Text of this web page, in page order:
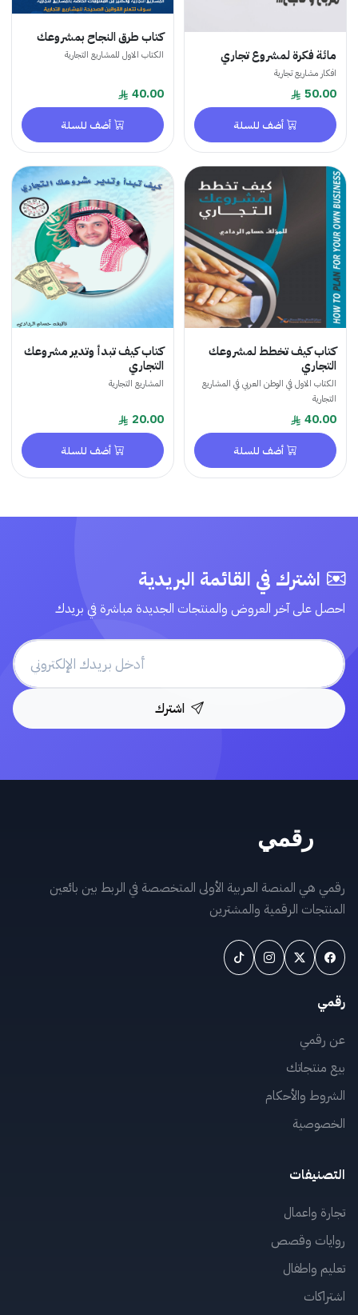
مائة فكرة لمشروع تجاري
افكار مشاريع تجارية
50.00
أضف للسلة
كتاب طرق النجاح بمشروعك
الكتاب الاول للمشاريع التجارية
40.00
أضف للسلة
كتاب كيف تخطط لمشروعك
التجاري
الكتاب الاول في الوطن العربي في المشاريع
التجارية
40.00
أضف للسلة
كتاب كيف تبدأ وتدير مشروعك
التجاري
المشاريع التجارية
20.00
أضف للسلة
اشترك في القائمة البريدية
احصل على آخر العروض والمنتجات الجديدة مباشرة في بريدك
اشترك
رقمي هي المنصة العربية الأولى المتخصصة في الربط بين بائعين
المنتجات الرقمية والمشترين
رقمي
عن رقمي
بيع منتجاتك
الشروط والأحكام
الخصوصية
التصنيفات
تجارة واعمال
روايات وقصص
تعليم واطفال
اشتراكات